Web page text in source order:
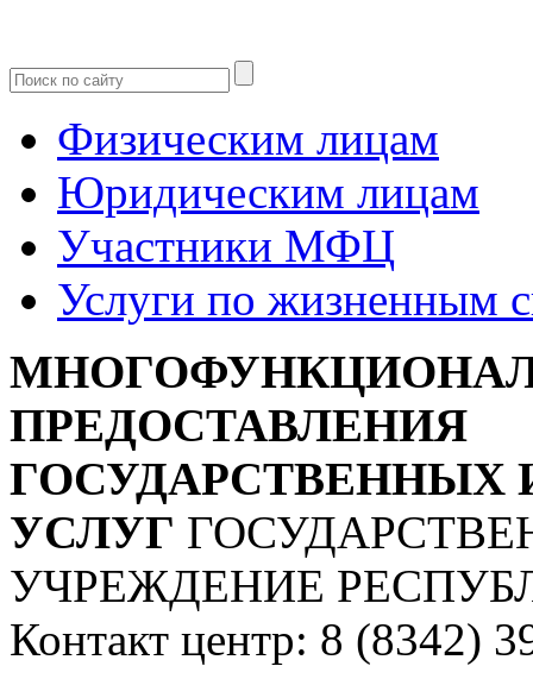
Физическим лицам
Юридическим лицам
Участники МФЦ
Услуги по жизненным
ПРЕДОСТАВЛЕНИЯ
УСЛУГ
УЧРЕЖДЕНИЕ
Контакт центр: 8 (8342)